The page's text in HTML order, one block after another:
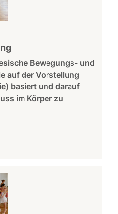
Bewegungs- und
auf der Vorstellung
basiert und darauf
im Körper zu